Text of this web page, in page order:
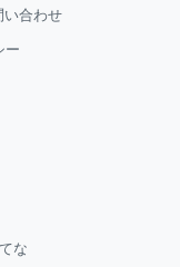
い合わせ
ー
な